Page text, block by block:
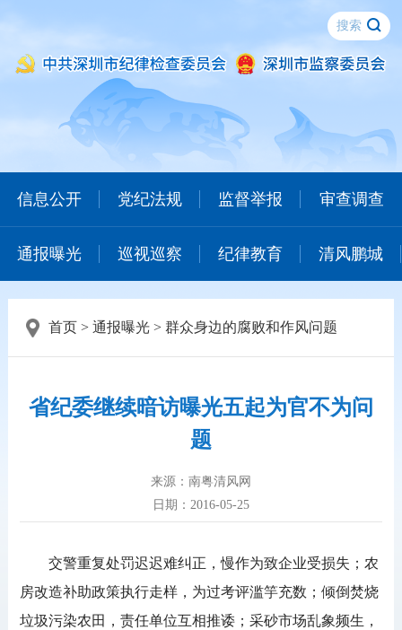
信息公开 党纪法规 监督举报 审查调查
通报曝光 巡视巡察 纪律教育 清风鹏城
首页> 通报曝光> 群众身边的腐败和作风问题
省纪委继续暗访曝光五起为官不为问
题
来源：南粤清风网
日期：2016-05-25
交警重复处罚迟迟难纠正，慢作为致企业受损失；农
房改造补助政策执行走样，为过考评滥竽充数；倾倒焚烧
垃圾污染农田，责任单位互相推诿；采砂市场乱象频生，